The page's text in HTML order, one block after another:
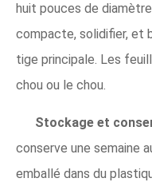
huit pouces de
compacte, solidifier, et
tige principale. Les
chou ou le chou.
Stockage et
conserve une semaine
emballé dans du